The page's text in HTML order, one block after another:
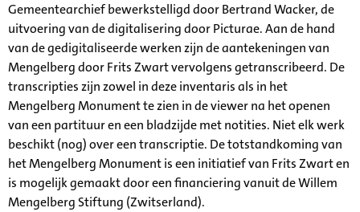
Gemeentearchief bewerkstelligd door Bertrand Wacker, de
uitvoering van de digitalisering door Picturae. Aan de hand
van de gedigitaliseerde werken zijn de aantekeningen van
Mengelberg door Frits Zwart vervolgens getranscribeerd. De
transcripties zijn zowel in deze inventaris als in het
Mengelberg Monument te zien in de viewer na het openen
van een partituur en een bladzijde met notities. Niet elk werk
beschikt (nog) over een transcriptie. De totstandkoming van
het Mengelberg Monument is een initiatief van Frits Zwart en
is mogelijk gemaakt door een financiering vanuit de Willem
Mengelberg Stiftung (Zwitserland).